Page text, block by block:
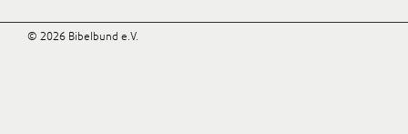
© 2026 Bibelbund e.V.